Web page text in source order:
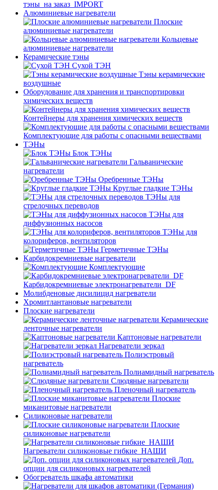
тэны_на заказ_IMPORT
Алюминиевые нагреватели
Плоские
алюминиевые нагреватели
Кольцевые
алюминиевые нагреватели
Керамические тэны
Сухой ТЭН
Тэны керамические
воздушные
Оборудование для хранения и транспортировки
химических веществ
Контейнеры для хранения химических веществ
Комплектующие для работы с опасными веществами
ТЭНы
Блок ТЭНы
Гальванические
нагреватели
Оребренные ТЭНы
Круглые гладкие ТЭНы
ТЭНы для
стрелочных переводов
ТЭНы для
диффузионных насосов
ТЭНы для
колориферов, вентиляторов
Герметичные ТЭНы
Карбидокремниевые нагреватели
Комплектующие
Карбидокремниевые электронагреватели_DF
Молибденовые дисилицид нагреватели
Хромитлантановые нагреватели
Плоские нагреватели
Керамические
ленточные нагреватели
Каптоновые нагреватели
Нагреватели зеркал
Полиэстровый
нагреватель
Полиамидный нагреватель
Слюдяные нагреватели
Пленочный нагреватель
Плоские
миканитовые нагреватели
Силиконовые нагреватели
Плоские
силиконовые нагреватели
Нагреватели силиконовые гибкие_НАШИ
Доп.
опции для силиконовых нагревателей
Обогреватель шкафа автоматики